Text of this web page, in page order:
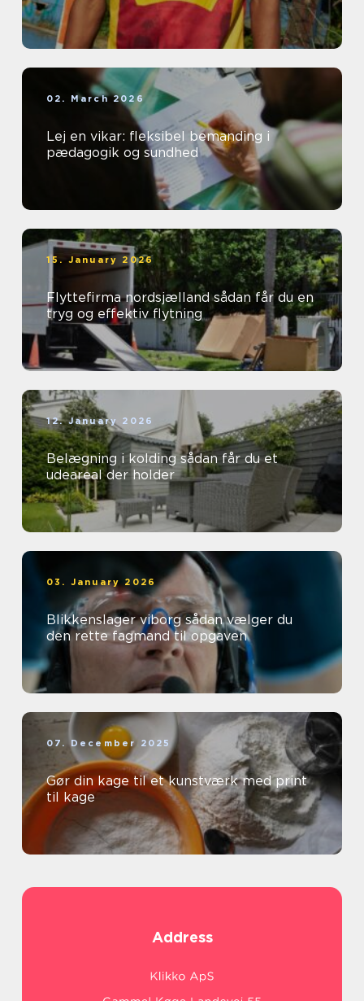
02. March 2026
Lej en vikar: fleksibel bemanding i
pædagogik og sundhed
15. January 2026
Flyttefirma nordsjælland sådan får du en
tryg og effektiv flytning
12. January 2026
Belægning i kolding sådan får du et
udeareal der holder
03. January 2026
Blikkenslager viborg sådan vælger du
den rette fagmand til opgaven
07. December 2025
Gør din kage til et kunstværk med print
til kage
Address